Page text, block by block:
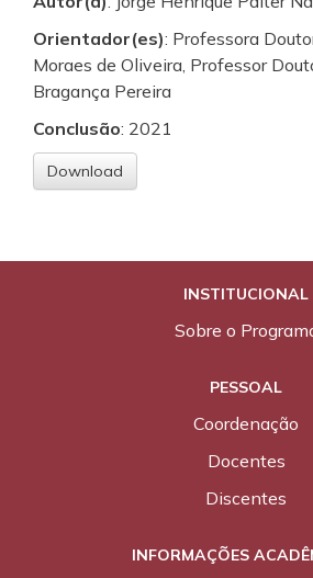
Orientador(es): Professora
Moraes de Oliveira, Professor
Bragança Pereira
Conclusão: 2021
Download
INSTITUCIONAL
Sobre o
PESSOAL
Coordenação
Docentes
Discentes
INFORMAÇÕES